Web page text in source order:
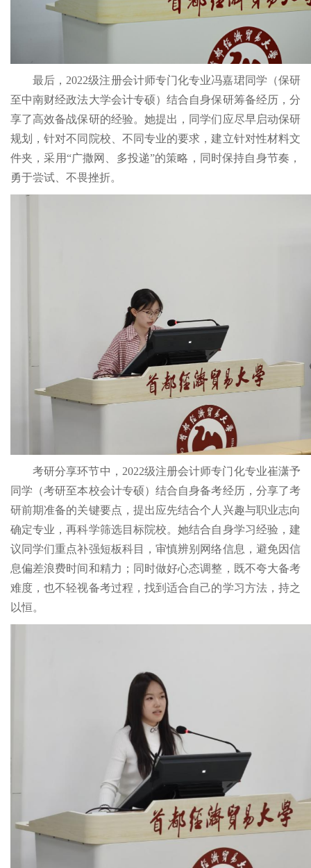
最后，2022级注册会计师专门化专业冯嘉珺同学（保研
至中南财经政法大学会计专硕）结合自身保研筹备经历，分
享了高效备战保研的经验。她提出，同学们应尽早启动保研
规划，针对不同院校、不同专业的要求，建立针对性材料文
件夹，采用“广撒网、多投递”的策略，同时保持自身节奏，
勇于尝试、不畏挫折。
考研分享环节中，2022级注册会计师专门化专业崔潇予
同学（考研至本校会计专硕）结合自身备考经历，分享了考
研前期准备的关键要点，提出应先结合个人兴趣与职业志向
确定专业，再科学筛选目标院校。她结合自身学习经验，建
议同学们重点补强短板科目，审慎辨别网络信息，避免因信
息偏差浪费时间和精力；同时做好心态调整，既不夸大备考
难度，也不轻视备考过程，找到适合自己的学习方法，持之
以恒。